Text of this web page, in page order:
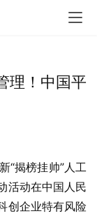
理！中国平
“揭榜挂帅”人工
活动在中国人民
创企业特有风险